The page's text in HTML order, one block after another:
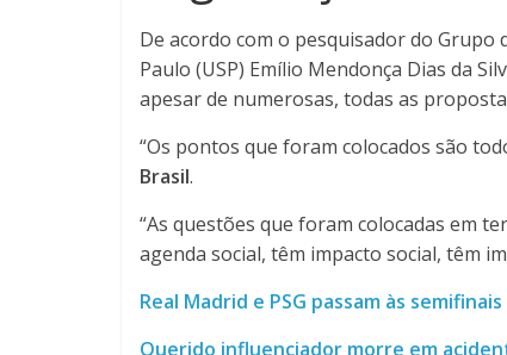
De acordo com o pesquisador do Grupo
Paulo (USP) Emílio Mendonça Dias da
apesar de numerosas, todas as
“Os pontos que foram colocados são
Brasil.
“As questões que foram colocadas em
agenda social, têm impacto social, têm
Real Madrid e PSG passam às
Querido influenciador morre em